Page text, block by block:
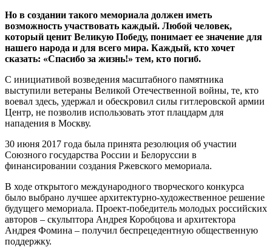
Но в создании такого мемориала должен иметь
возможность участвовать каждый. Любой человек,
который ценит Великую Победу, понимает ее значение для
нашего народа и для всего мира. Каждый, кто хочет
сказать: «Спасибо за жизнь!» тем, кто погиб.
С инициативой возведения масштабного памятника
выступили ветераны Великой Отечественной войны, те, кто
воевал здесь, удержал и обескровил силы гитлеровской армии
Центр, не позволив использовать этот плацдарм для
нападения в Москву.
30 июня 2017 года была принята резолюция об участии
Союзного государства России и Белоруссии в
финансировании создания Ржевского мемориала.
В ходе открытого международного творческого конкурса
было выбрано лучшее архитектурно-художественное решение
будущего мемориала. Проект-победитель молодых российских
авторов – скульптора Андрея Коробцова и архитектора
Андрея Фомина – получил беспрецедентную общественную
поддержку.